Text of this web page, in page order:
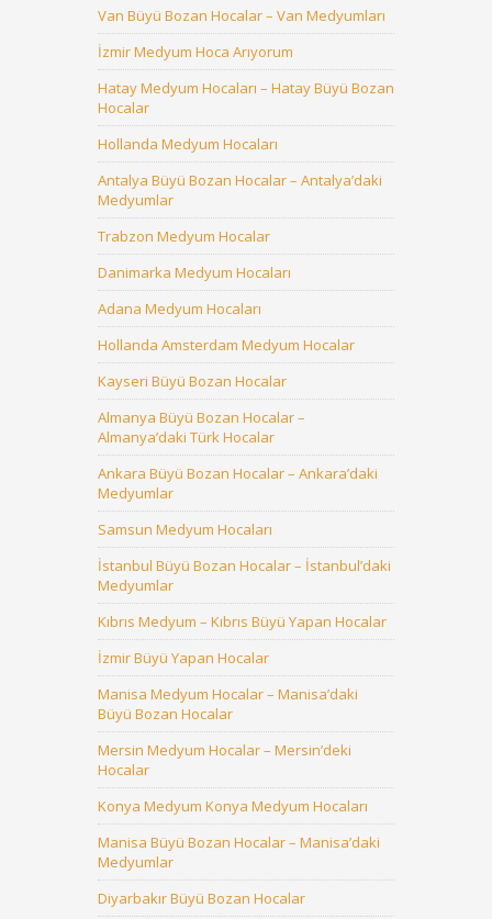
Van Büyü Bozan Hocalar – Van Medyumları
İzmir Medyum Hoca Arıyorum
Hatay Medyum Hocaları – Hatay Büyü Bozan
Hocalar
Hollanda Medyum Hocaları
Antalya Büyü Bozan Hocalar – Antalya’daki
Medyumlar
Trabzon Medyum Hocalar
Danimarka Medyum Hocaları
Adana Medyum Hocaları
Hollanda Amsterdam Medyum Hocalar
Kayseri Büyü Bozan Hocalar
Almanya Büyü Bozan Hocalar –
Almanya’daki Türk Hocalar
Ankara Büyü Bozan Hocalar – Ankara’daki
Medyumlar
Samsun Medyum Hocaları
İstanbul Büyü Bozan Hocalar – İstanbul’daki
Medyumlar
Kıbrıs Medyum – Kıbrıs Büyü Yapan Hocalar
İzmir Büyü Yapan Hocalar
Manisa Medyum Hocalar – Manisa’daki
Büyü Bozan Hocalar
Mersin Medyum Hocalar – Mersin’deki
Hocalar
Konya Medyum Konya Medyum Hocaları
Manisa Büyü Bozan Hocalar – Manisa’daki
Medyumlar
Diyarbakır Büyü Bozan Hocalar